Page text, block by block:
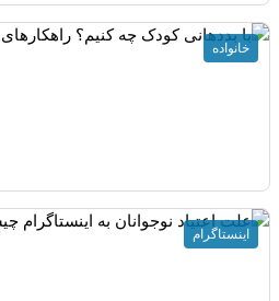
خانواده
اینستاگرام